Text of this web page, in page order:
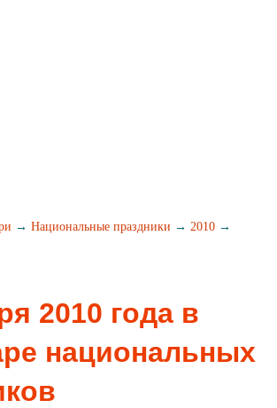
→ Национальные праздники → 2010 →
2010 года в
национальных